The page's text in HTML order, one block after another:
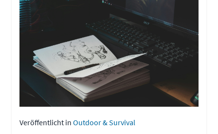
Veröffentlicht in Outdoor & Survival